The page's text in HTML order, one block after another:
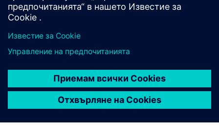
NX CAM v2312 и по-нови
Стабилна интернет връзка; Поддържа се внедряване на